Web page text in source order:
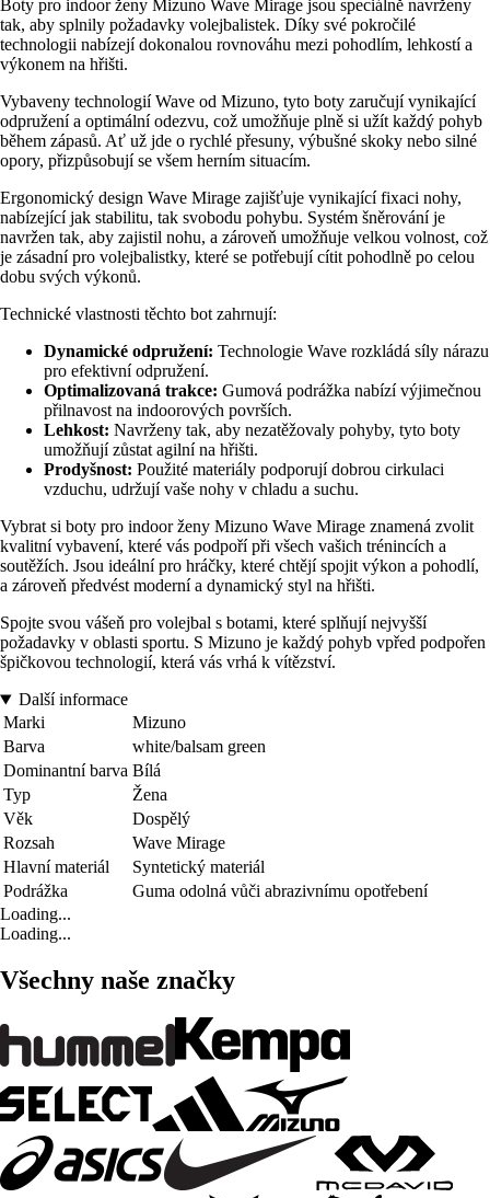
Boty pro indoor ženy Mizuno Wave Mirage jsou speciálně navrženy
tak, aby splnily požadavky volejbalistek. Díky své pokročilé
technologii nabízejí dokonalou rovnováhu mezi pohodlím, lehkostí a
výkonem na hřišti.
Vybaveny technologií Wave od Mizuno, tyto boty zaručují vynikající
odpružení a optimální odezvu, což umožňuje plně si užít každý pohyb
během zápasů. Ať už jde o rychlé přesuny, výbušné skoky nebo silné
opory, přizpůsobují se všem herním situacím.
Ergonomický design Wave Mirage zajišťuje vynikající fixaci nohy,
nabízející jak stabilitu, tak svobodu pohybu. Systém šněrování je
navržen tak, aby zajistil nohu, a zároveň umožňuje velkou volnost, což
je zásadní pro volejbalistky, které se potřebují cítit pohodlně po celou
dobu svých výkonů.
Technické vlastnosti těchto bot zahrnují:
Dynamické odpružení: Technologie Wave rozkládá síly nárazu
pro efektivní odpružení.
Optimalizovaná trakce: Gumová podrážka nabízí výjimečnou
přilnavost na indoorových površích.
Lehkost: Navrženy tak, aby nezatěžovaly pohyby, tyto boty
umožňují zůstat agilní na hřišti.
Prodyšnost: Použité materiály podporují dobrou cirkulaci
vzduchu, udržují vaše nohy v chladu a suchu.
Vybrat si boty pro indoor ženy Mizuno Wave Mirage znamená zvolit
kvalitní vybavení, které vás podpoří při všech vašich trénincích a
soutěžích. Jsou ideální pro hráčky, které chtějí spojit výkon a pohodlí,
a zároveň předvést moderní a dynamický styl na hřišti.
Spojte svou vášeň pro volejbal s botami, které splňují nejvyšší
požadavky v oblasti sportu. S Mizuno je každý pohyb vpřed podpořen
špičkovou technologií, která vás vrhá k vítězství.
Další informace
Marki
Mizuno
Barva
white/balsam green
Dominantní barva Bílá
Typ
Žena
Věk
Dospělý
Rozsah
Wave Mirage
Hlavní materiál
Syntetický materiál
Podrážka
Guma odolná vůči abrazivnímu opotřebení
Loading...
Loading...
Všechny naše značky